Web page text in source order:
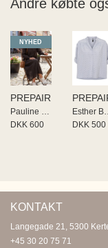
Andre købte
NYHED
PREPAIR
Pauline Skirt
DKK 600
DKK 500
KONTAKT
Langegade 21, 5300
+45 30 20 75 71